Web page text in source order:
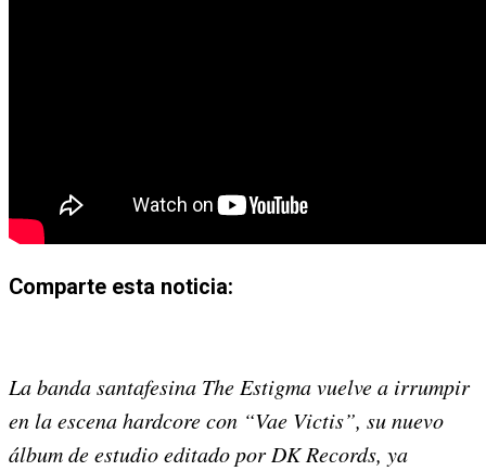
Comparte esta noticia:
X
(Twitter)
Facebook
EmailWhatsApp
Pinterest
LinkedIn
La banda santafesina The Estigma vuelve a irrumpir
en la escena hardcore con “Vae Victis”, su nuevo
álbum de estudio editado por DK Records, ya